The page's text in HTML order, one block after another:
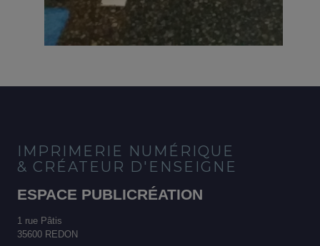
IMPRIMERIE NUMÉRIQUE
& CRÉATEUR D'ENSEIGNE
ESPACE PUBLICRÉATION
1 rue Pâtis
35600 REDON